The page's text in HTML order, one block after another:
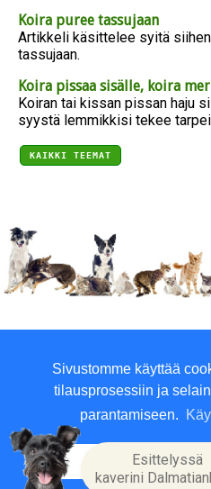
Sivustomme käyttää
tilausprosessiin ja
parantamiseen.
Hyväksyn
Koira puree tassujaan
Artikkeli käsittelee syitä
tassujaan.
Koira pissaa sisälle, koira
Koiran tai kissan pissan haju
syystä lemmikkisi tekee
KAIKKI TEEMAT
P. 010
Yritysinfo|Toimitusehdot|
GDPR
Esittelyssä
kaverini